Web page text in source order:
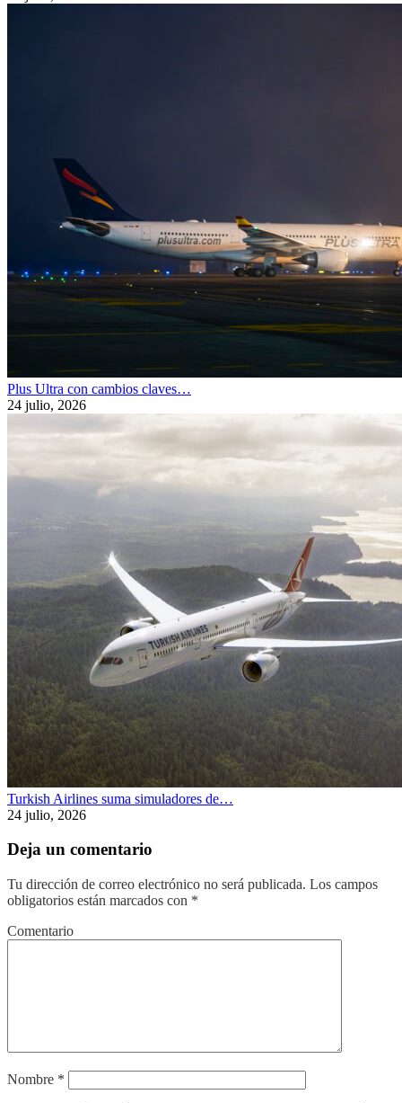
Plus Ultra con cambios claves…
24 julio, 2026
Turkish Airlines suma simuladores de…
24 julio, 2026
Deja un comentario
Tu dirección de correo electrónico no será publicada. Los campos
obligatorios están marcados con *
Comentario
Nombre *